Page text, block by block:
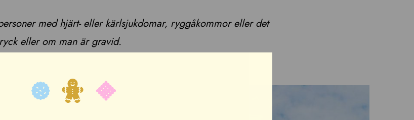
med hjärt- eller kärlsjukdomar, ryggåkommor eller det
eller om man är gravid.